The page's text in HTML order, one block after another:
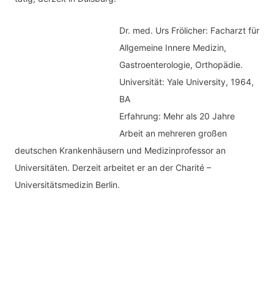
Dr. med. Urs Frölicher: Facharzt für
Allgemeine Innere Medizin,
Gastroenterologie, Orthopädie.
Universität: Yale University, 1964,
BA
Erfahrung: Mehr als 20 Jahre
Arbeit an mehreren großen
deutschen Krankenhäusern und Medizinprofessor an
Universitäten. Derzeit arbeitet er an der Charité –
Universitätsmedizin Berlin.